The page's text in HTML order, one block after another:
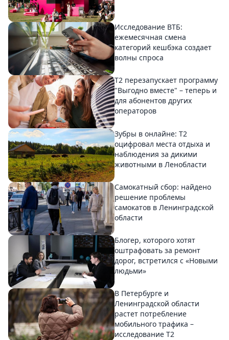
Исследование ВТБ:
ежемесячная смена
категорий кешбэка создает
волны спроса
Т2 перезапускает программу
"Выгодно вместе" – теперь и
для абонентов других
операторов
Зубры в онлайне: Т2
оцифровал места отдыха и
наблюдения за дикими
животными в Ленобласти
Самокатный сбор: найдено
решение проблемы
самокатов в Ленинградской
области
Блогер, которого хотят
оштрафовать за ремонт
дорог, встретился с «Новыми
людьми»
В Петербурге и
Ленинградской области
растет потребление
мобильного трафика –
исследование T2